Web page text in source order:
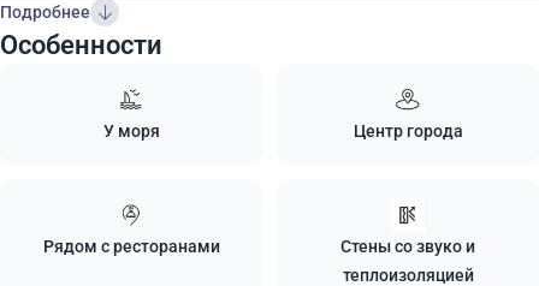
Подробнее
Особенности
У моря Центр города
Рядом с ресторанами
Стены со звуко и
теплоизоляцией